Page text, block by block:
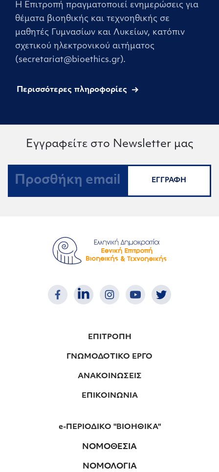
Η Επιτροπή πραγματοποιεί ενημερώσεις για
θέματα βιοηθικής και τεχνοηθικής σε
μαθητές Γυμνασίων και Λυκείων, κατόπιν
σχετικού ηλεκτρονικού αιτήματος
(secretariat@bioethics.gr).
Περισσότερες πληροφορίες
Εγγραφείτε στο Newsletter μας
ΕΓΓΡΑΦΗ
ΕΠΙΤΡΟΠΗ
ΓΝΩΜΟΔΟΤΙΚΟ ΕΡΓΟ
ΑΝΑΚΟΙΝΩΣΕΙΣ
ΕΠΙΚΟΙΝΩΝΙΑ
e-ΠΕΡΙΟΔΙΚΟ "ΒΙΟΗΘΙΚΑ"
ΝΟΜΟΘΕΣΙΑ
ΝΟΜΟΛΟΓΙΑ